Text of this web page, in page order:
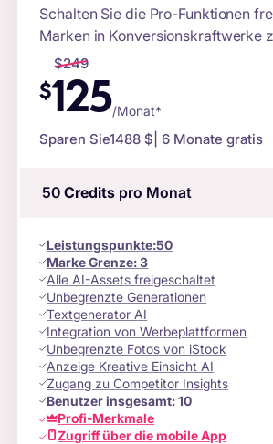
Schalten Sie die Pro-Funktionen
Marken in Konversionskraftwerke
$249
$125/Monat*
Sparen Sie1488 $ | 6 Monate gratis
50 Creditspro Monat
Leistungspunkte:50
Marke Grenze:3
Alle AI-Assets freigeschaltet
Unbegrenzte Generationen
Textgenerator AI
Integration von Werbeplattformen
Unbegrenzte Fotos von iStock
Anzeige Kreative Einsicht AI
Zugang zu Competitor Insights
Benutzer insgesamt:10
Profi-Merkmale
Zugriff über die mobile App